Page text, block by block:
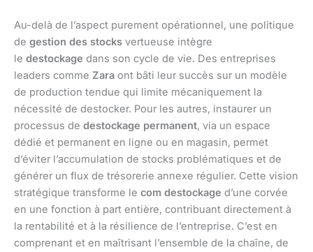
Au-delà de l’aspect purement opérationnel, une politique
de gestion des stocks vertueuse intègre
le destockage dans son cycle de vie. Des entreprises
leaders comme Zara ont bâti leur succès sur un modèle
de production tendue qui limite mécaniquement la
nécessité de destocker. Pour les autres, instaurer un
processus de destockage permanent, via un espace
dédié et permanent en ligne ou en magasin, permet
d’éviter l’accumulation de stocks problématiques et de
générer un flux de trésorerie annexe régulier. Cette vision
stratégique transforme le com destockage d’une corvée
en une fonction à part entière, contribuant directement à
la rentabilité et à la résilience de l’entreprise. C’est en
comprenant et en maîtrisant l’ensemble de la chaîne, de